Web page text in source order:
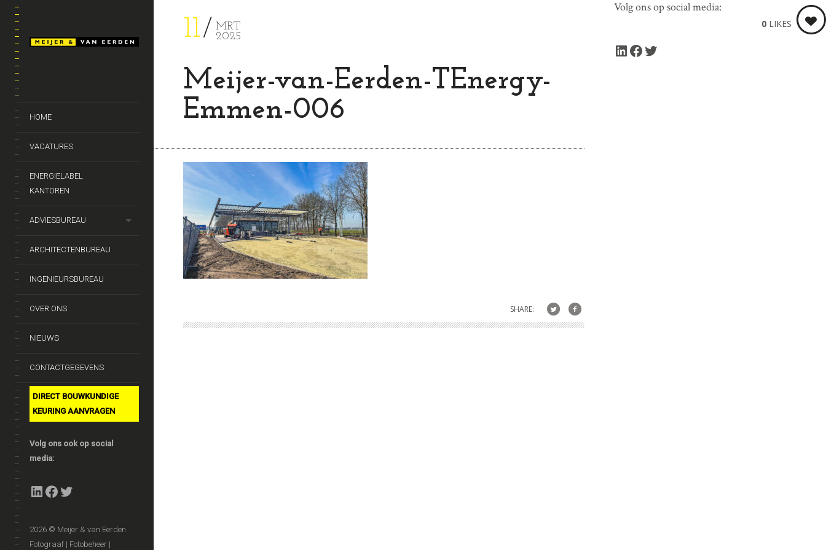
HOME
VACATURES
ENERGIELABEL
KANTOREN
ADVIESBUREAU
ARCHITECTENBUREAU
INGENIEURSBUREAU
OVER ONS
NIEUWS
CONTACTGEGEVENS
DIRECT BOUWKUNDIGE
KEURING AANVRAGEN
Volg ons ook op social
media:
LinkedIn
Facebook
2026 © Meijer & van Eerden
Fotograaf | Fotobeheer |
11
MRT
2025
Meijer-van-Eerden-TEnergy-
Emmen-006
0 LIKES
SHARE:
Volg ons op social media:
LinkedIn Facebook